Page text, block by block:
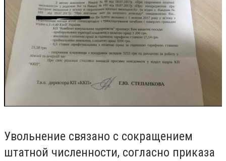
Увольнение связано с сокращением
штатной численности, согласно приказа